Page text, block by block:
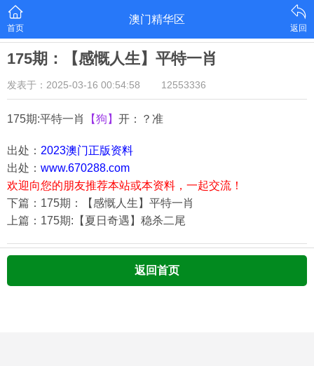
首页
澳门精华区
返回
175期：【感慨人生】平特一肖
发表于：2025-03-16 00:54:58 12553336
175期:平特一肖 【狗】 开：？准
出处： 2023澳门正版资料
出处： www.670288.com
欢迎向您的朋友推荐本站或本资料，一起交流！
下篇：175期：【感慨人生】平特一肖
上篇：175期:【夏日奇遇】稳杀二尾
返回首页